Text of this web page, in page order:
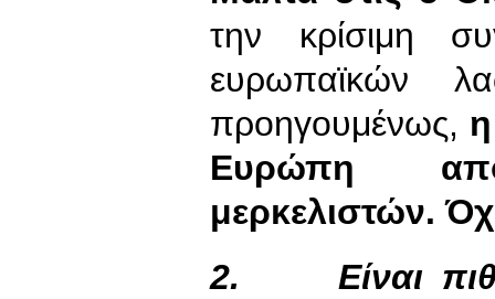
την κρίσιμη
ευρωπαϊκών
προηγουμένως,
Ευρώπη
μερκελιστών.
2. Είναι